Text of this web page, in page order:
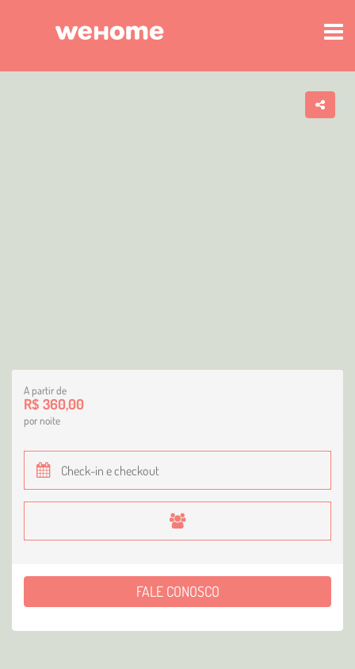
A partir de
R$ 360,00
por noite
FALE CONOSCO